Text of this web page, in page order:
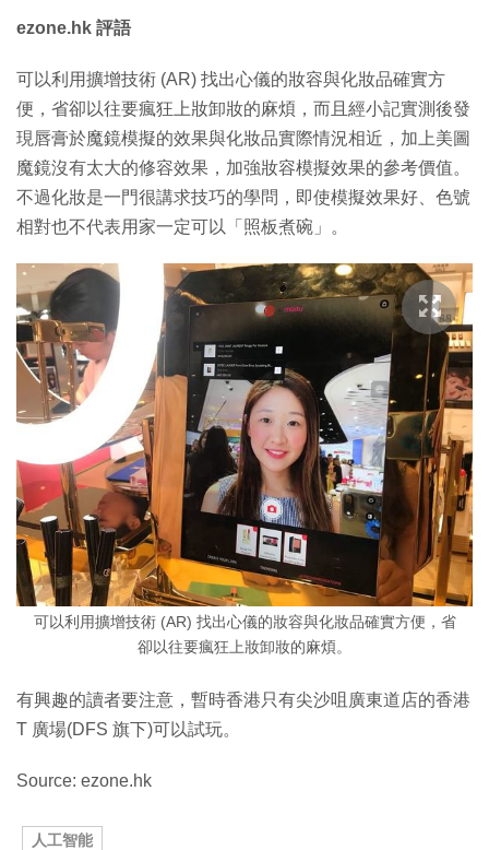
ezone.hk 評語
可以利用擴增技術 (AR) 找出心儀的妝容與化妝品確實方
便，省卻以往要瘋狂上妝卸妝的麻煩，而且經小記實測後發
現唇膏於魔鏡模擬的效果與化妝品實際情況相近，加上美圖
魔鏡沒有太大的修容效果，加強妝容模擬效果的參考價值。
不過化妝是一門很講求技巧的學問，即使模擬效果好、色號
相對也不代表用家一定可以「照板煮碗」。
可以利用擴增技術 (AR) 找出心儀的妝容與化妝品確實方便，省
卻以往要瘋狂上妝卸妝的麻煩。
有興趣的讀者要注意，暫時香港只有尖沙咀廣東道店的香港
T 廣場(DFS 旗下)可以試玩。
Source: ezone.hk
人工智能